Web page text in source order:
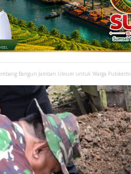
Bangun Jamban Umum untuk Warga Pulokerto